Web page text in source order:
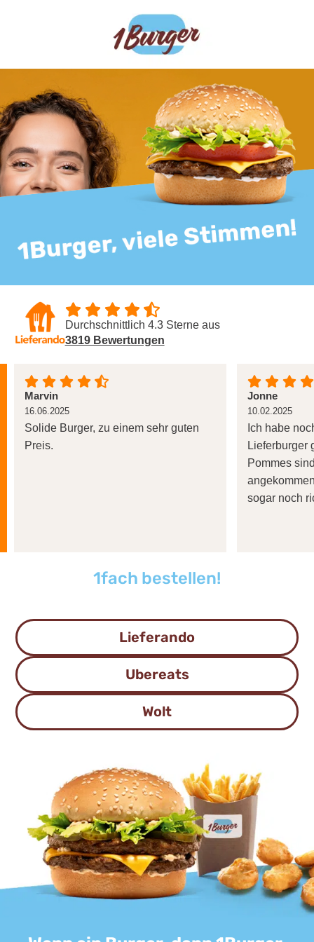
Durchschnittlich 4.3 Sterne aus
3819 Bewertungen
Marvin
16.06.2025
Solide Burger, zu einem sehr guten
Preis.
Jonne
10.02.2025
Ich habe
Lieferburger
Pommes
sogar noch
1fach bestellen!
Lieferando
Ubereats
Wolt